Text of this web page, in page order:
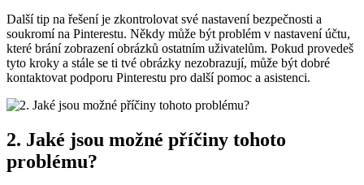
Další tip na řešení je zkontrolovat své nastavení bezpečnosti a
soukromí na Pinterestu. Někdy může být problém v nastavení účtu,
které brání zobrazení obrázků ostatním uživatelům. Pokud provedeš
tyto kroky a stále se ti tvé obrázky nezobrazují, může být dobré
kontaktovat podporu Pinterestu pro další pomoc a asistenci.
2. Jaké jsou možné příčiny tohoto
problému?